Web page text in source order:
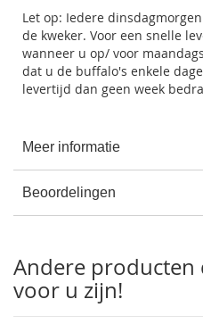
Let op: Iedere
de kweker. Voor een snelle
wanneer u op/ voor
dat u de buffalo's enkele
levertijd dan geen week
Meer informatie
Beoordelingen
Andere producten
voor u zijn!